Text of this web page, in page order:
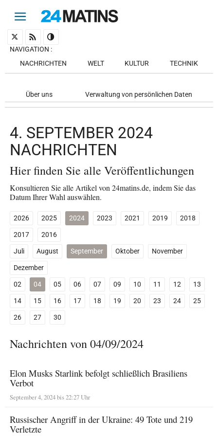
NAVIGATION :
NACHRICHTEN
WELT KULTUR TECHNIK
Über uns Verwaltung von persönlichen Daten
4. SEPTEMBER 2024
NACHRICHTEN
Hier finden Sie alle Veröffentlichungen
Konsultieren Sie alle Artikel von 24matins.de, indem Sie das
Datum Ihrer Wahl auswählen.
2026 2025 2024 2023 2021 2019
2018
2017
2016
Juli
August September Oktober
November
Dezember
02
04 05 06 07 09 10 11 12
13
14
15 16 17 18 19 20 23 24
25
26
27 30
Nachrichten von 04/09/2024
Elon Musks Starlink befolgt schließlich Brasiliens
Verbot
September 4, 2024 bis 22:27 Uhr
Russischer Angriff in der Ukraine: 49 Tote und 219
Verletzte